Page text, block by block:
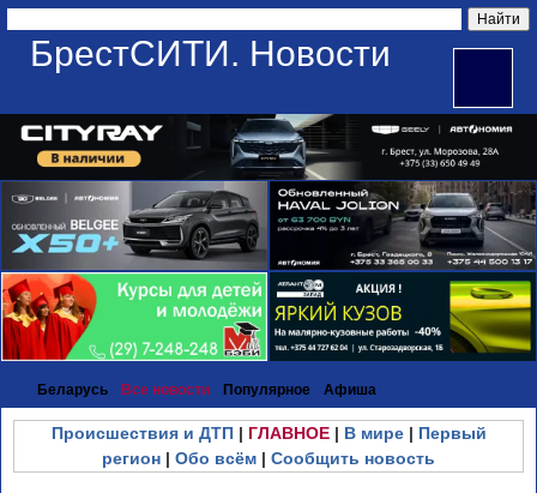
БрестСИТИ. Новости
Беларусь Все новости Популярное Афиша
Происшествия и ДТП| ГЛАВНОЕ| В мире| Первый
регион | Обо всём | Сообщить новость